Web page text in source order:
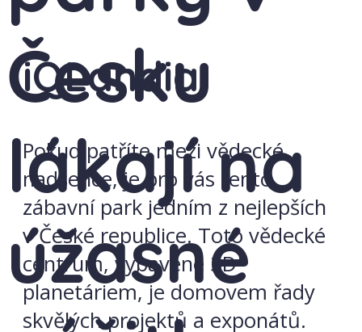
Česku
lákají na
úžasné
iQLandia
Pokud patříte mezi vědecké
nadšence, je pro vás tento
zábavní park jedním z nejlepších
v České republice. Toto vědecké
centrum, vybavené 3D
planetáriem, je domovem řady
skvělých projektů a exponátů.